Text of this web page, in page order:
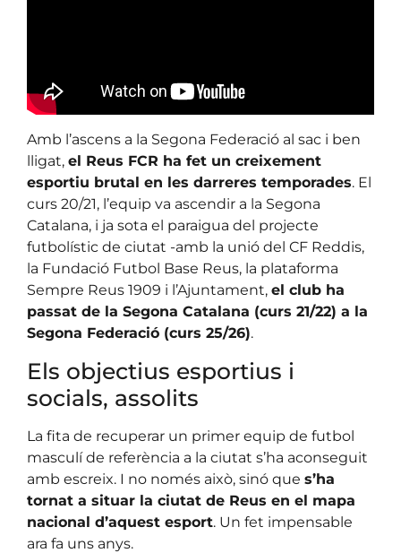
Amb l’ascens a la Segona Federació al sac i ben
lligat, el Reus FCR ha fet un creixement
esportiu brutal en les darreres temporades. El
curs 20/21, l’equip va ascendir a la Segona
Catalana, i ja sota el paraigua del projecte
futbolístic de ciutat -amb la unió del CF Reddis,
la Fundació Futbol Base Reus, la plataforma
Sempre Reus 1909 i l’Ajuntament, el club ha
passat de la Segona Catalana (curs 21/22) a la
Segona Federació (curs 25/26).
Els objectius esportius i
socials, assolits
La fita de recuperar un primer equip de futbol
masculí de referència a la ciutat s’ha aconseguit
amb escreix. I no només això, sinó que s’ha
tornat a situar la ciutat de Reus en el mapa
nacional d’aquest esport. Un fet impensable
ara fa uns anys.